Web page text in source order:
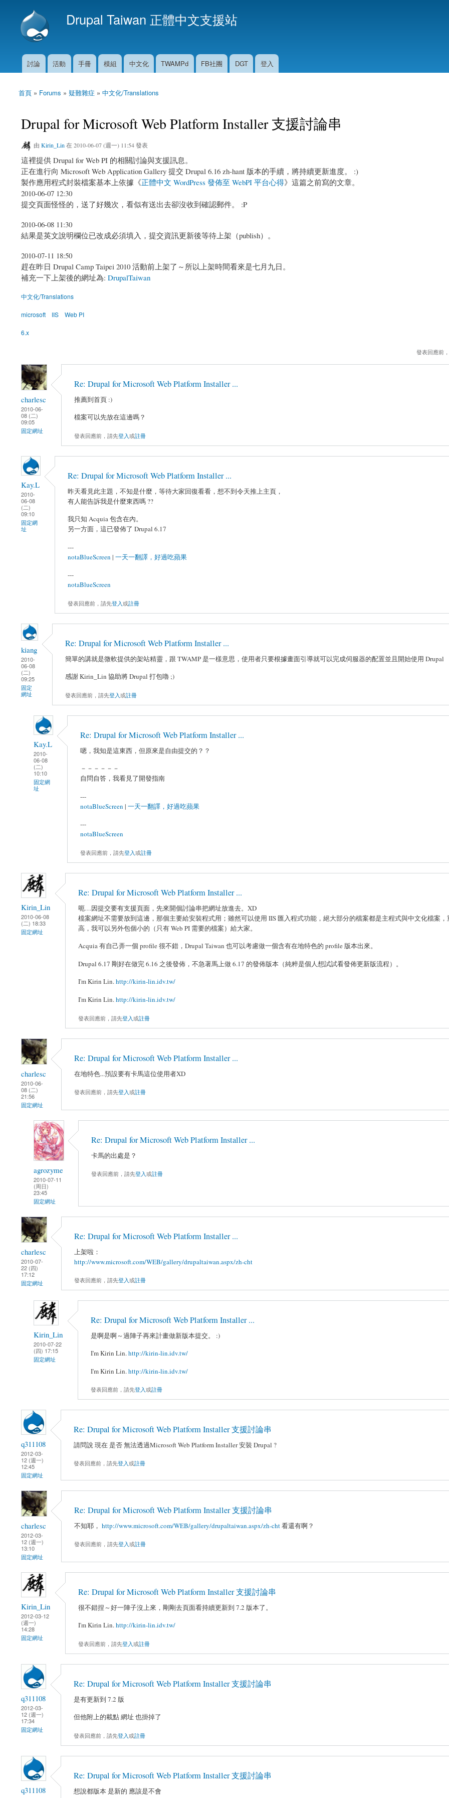
Drupal Taiwan 正體中文支援站
主選單
討論 活動 手冊 模組 中文化 TWAMPd FB社團 DGT 登入
您在這裡
首頁 » Forums » 疑難雜症 » 中文化/Translations
Drupal for Microsoft Web Platform Installer 支援討論串
由 Kirin_Lin 在 2010-06-07 (週一) 11:54 發表
這裡提供 Drupal for Web PI 的相關討論與支援訊息。
正在進行向 Microsoft Web Application Gallery 提交 Drupal 6.16 zh-hant 版本的手續，將持續更新進度。 :)
製作應用程式封裝檔案基本上依據《正體中文 WordPress 發佈至 WebPI 平台心得》這篇之前寫的文章。
2010-06-07 12:30
提交頁面怪怪的，送了好幾次，看似有送出去卻沒收到確認郵件。 :P
2010-06-08 11:30
結果是英文說明欄位已改成必須填入，提交資訊更新後等待上架（publish）。
2010-07-11 18:50
趕在昨日 Drupal Camp Taipei 2010 活動前上架了～所以上架時間看來是七月九日。
補充一下上架後的網址為: DrupalTaiwan
中文化/Translations
microsoft IIS Web PI
6.x
發表回應前
charlesc
2010-06-
08 (二)
09:05
固定網址
Re: Drupal for Microsoft Web Platform Installer ...
推薦到首頁 :)
檔案可以先放在這邊嗎？
發表回應前，請先登入或註冊
Kay.L
2010-
06-08
(二)
09:10
固定網
址
Re: Drupal for Microsoft Web Platform Installer ...
昨天看見此主題，不知是什麼，等待大家回復看看，想不到令天推上主頁，
有人能告訴我是什麼東西嗎 ??
我只知 Acquia 包含在內。
另一方面，這已發佈了 Drupal 6.17
---
notaBlueScreen | 一天一翻譯，好過吃蘋果
---
notaBlueScreen
發表回應前，請先登入或註冊
kiang
2010-
06-08
(二)
09:25
固定
網址
Re: Drupal for Microsoft Web Platform Installer ...
簡單的講就是微軟提供的架站精靈，跟 TWAMP 是一樣意思，使用者只要根據畫面引導就可以完成伺服器的配置並且開始使用 Drupal
感謝 Kirin_Lin 協助將 Drupal 打包嚕 ;)
發表回應前，請先登入或註冊
Kay.L
2010-
06-08
(二)
10:10
固定網
址
Re: Drupal for Microsoft Web Platform Installer ...
嗯，我知是這東西，但原來是自由提交的？？
－－－－－－
自問自答，我看見了開發指南
---
notaBlueScreen | 一天一翻譯，好過吃蘋果
---
notaBlueScreen
發表回應前，請先登入或註冊
Kirin_Lin
2010-06-08
(二) 18:33
固定網址
Re: Drupal for Microsoft Web Platform Installer ...
呃…因提交要有支援頁面，先來開個討論串把網址放進去。XD
檔案網址不需要放到這邊，那個主要給安裝程式用；雖然可以使用 IIS 匯入程式功能，絕大部分的檔案都是主程式與中文化檔案
高，我可以另外包個小的（只有 Web PI 需要的檔案）給大家。
Acquia 有自己弄一個 profile 很不錯，Drupal Taiwan 也可以考慮做一個含有在地特色的 profile 版本出來。
Drupal 6.17 剛好在做完 6.16 之後發佈，不急著馬上做 6.17 的發佈版本（純粹是個人想試試看發佈更新版流程）。
I'm Kirin Lin.http://kirin-lin.idv.tw/
I'm Kirin Lin.http://kirin-lin.idv.tw/
發表回應前，請先登入或註冊
charlesc
2010-06-
08 (二)
21:56
固定網址
Re: Drupal for Microsoft Web Platform Installer ...
在地特色...預設要有卡馬這位使用者XD
發表回應前，請先登入或註冊
agrozyme
2010-07-11
(周日)
23:45
固定網址
Re: Drupal for Microsoft Web Platform Installer ...
卡馬的出處是？
發表回應前，請先登入或註冊
charlesc
2010-07-
22 (四)
17:12
固定網址
Re: Drupal for Microsoft Web Platform Installer ...
上架啦：
http://www.microsoft.com/WEB/gallery/drupaltaiwan.aspx/zh-cht
發表回應前，請先登入或註冊
Kirin_Lin
2010-07-22
(四) 17:15
固定網址
Re: Drupal for Microsoft Web Platform Installer ...
是啊是啊～過陣子再來計畫做新版本提交。 :)
I'm Kirin Lin.http://kirin-lin.idv.tw/
I'm Kirin Lin.http://kirin-lin.idv.tw/
發表回應前，請先登入或註冊
q311108
2012-03-
12 (週一)
12:45
固定網址
Re: Drupal for Microsoft Web Platform Installer 支援討論串
請問說 現在 是否 無法透過Microsoft Web Platform Installer 安裝 Drupal ?
發表回應前，請先登入或註冊
charlesc
2012-03-
12 (週一)
13:10
固定網址
Re: Drupal for Microsoft Web Platform Installer 支援討論串
不知耶， http://www.microsoft.com/WEB/gallery/drupaltaiwan.aspx/zh-cht看還有啊？
發表回應前，請先登入或註冊
Kirin_Lin
2012-03-12
(週一)
14:28
固定網址
Re: Drupal for Microsoft Web Platform Installer 支援討論串
很不錯捏～好一陣子沒上來，剛剛去頁面看持續更新到 7.2 版本了。
I'm Kirin Lin.http://kirin-lin.idv.tw/
發表回應前，請先登入或註冊
q311108
2012-03-
12 (週一)
17:34
固定網址
Re: Drupal for Microsoft Web Platform Installer 支援討論串
是有更新到 7.2 版
但他附上的載點 網址 也掛掉了
發表回應前，請先登入或註冊
q311108
Re: Drupal for Microsoft Web Platform Installer 支援討論串
想說都版本 是新的 應該是不會